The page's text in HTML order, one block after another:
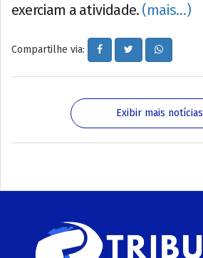
exerciam a atividade. (mais…)
Compartilhe via:
Exibir mais notícias